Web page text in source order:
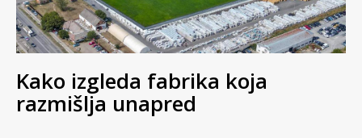
Kako izgleda fabrika koja
razmišlja unapred